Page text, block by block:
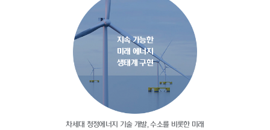
지속 가능한
미래 에너지
생태계 구현
차세대 청정에너지 기술 개발, 수소를 비롯한 미래